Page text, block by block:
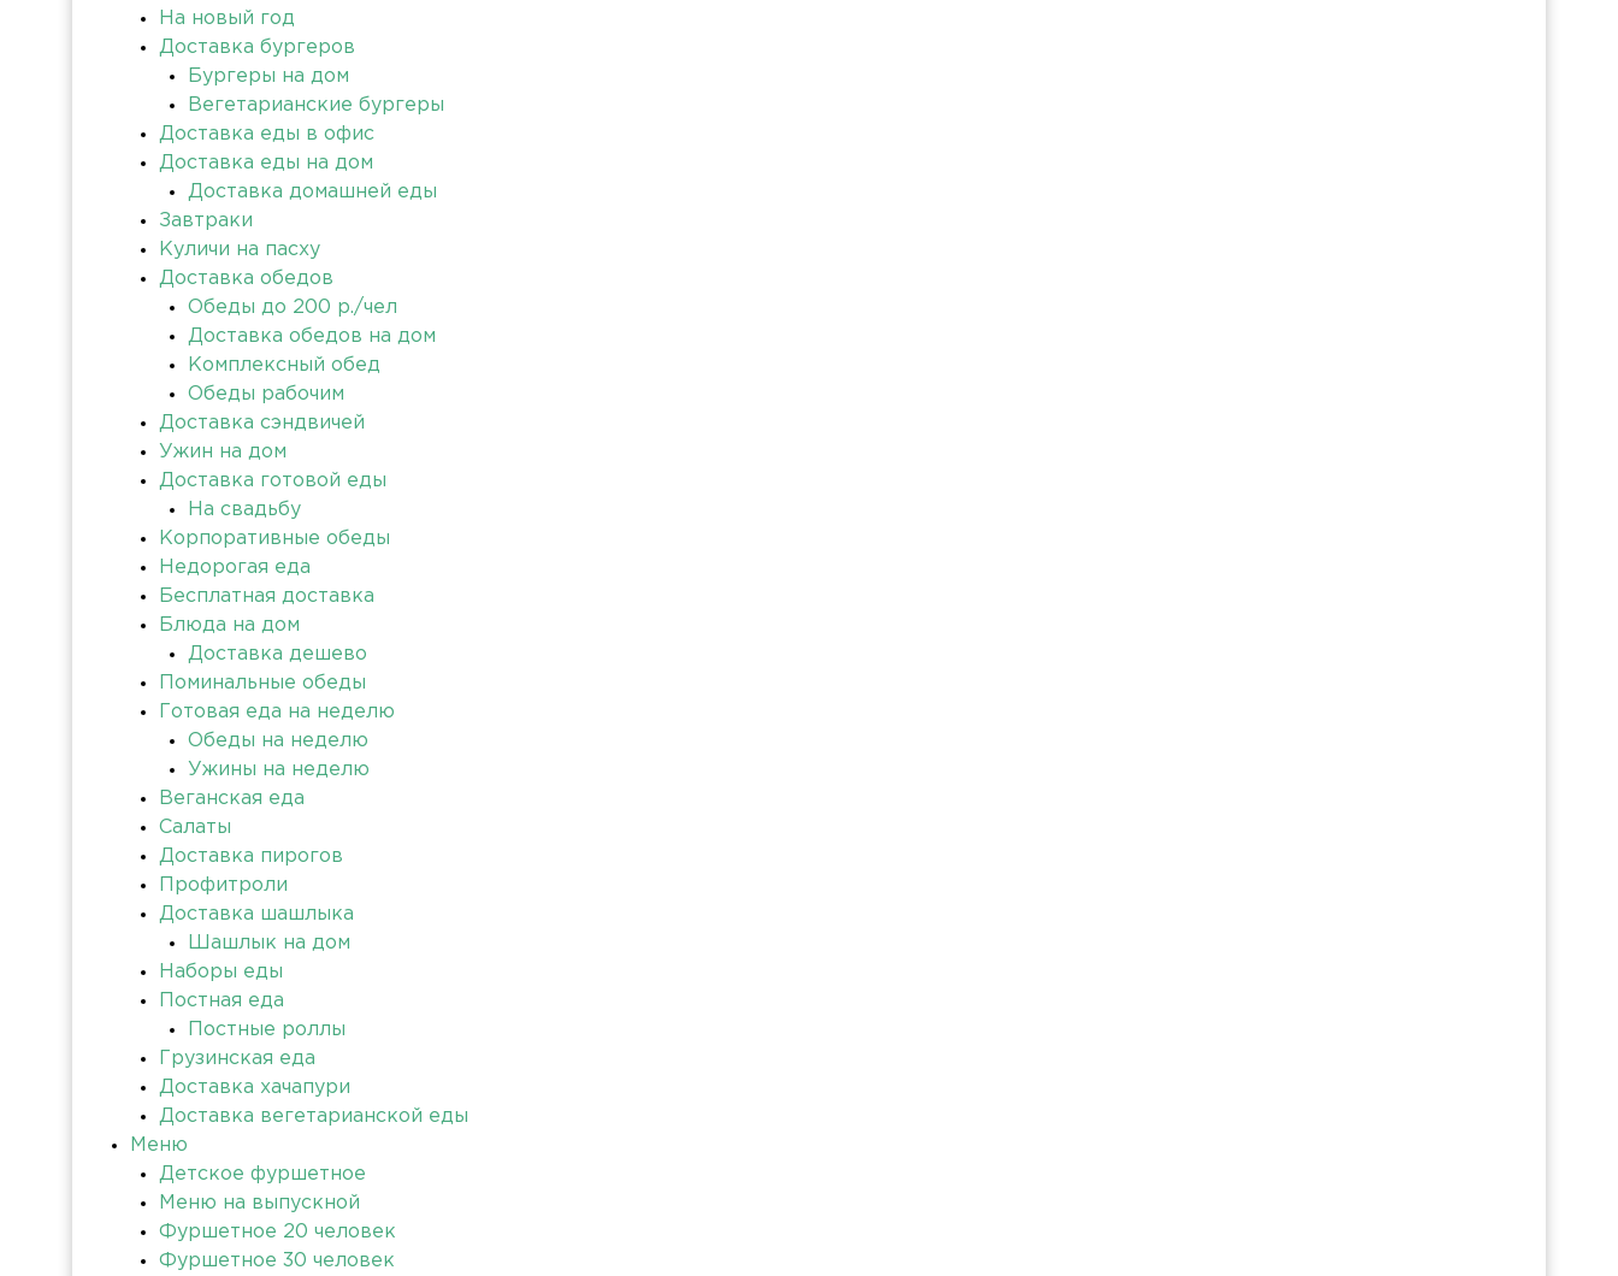
На новый год
Доставка бургеров
Бургеры на дом
Вегетарианские бургеры
Доставка еды в офис
Доставка еды на дом
Доставка домашней еды
Завтраки
Куличи на пасху
Доставка обедов
Обеды до 200 р./чел
Доставка обедов на дом
Комплексный обед
Обеды рабочим
Доставка сэндвичей
Ужин на дом
Доставка готовой еды
На свадьбу
Корпоративные обеды
Недорогая еда
Бесплатная доставка
Блюда на дом
Доставка дешево
Поминальные обеды
Готовая еда на неделю
Обеды на неделю
Ужины на неделю
Веганская еда
Салаты
Доставка пирогов
Профитроли
Доставка шашлыка
Шашлык на дом
Наборы еды
Постная еда
Постные роллы
Грузинская еда
Доставка хачапури
Доставка вегетарианской еды
Меню
Детское фуршетное
Меню на выпускной
Фуршетное 20 человек
Фуршетное 30 человек